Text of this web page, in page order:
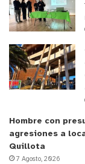
elemento
pretendía
propiedad. El
lugar por las
cierre del
Público
Efectivos de
Hombre con
agresiones a
Quillota
7 Agosto, 2026